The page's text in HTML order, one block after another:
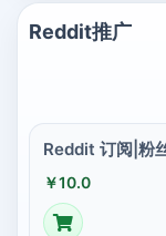
Reddit推广
Reddit 订阅|粉
￥10.0